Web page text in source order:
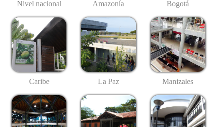
Nivel nacional Amazonía Bogotá
Caribe La Paz Manizales